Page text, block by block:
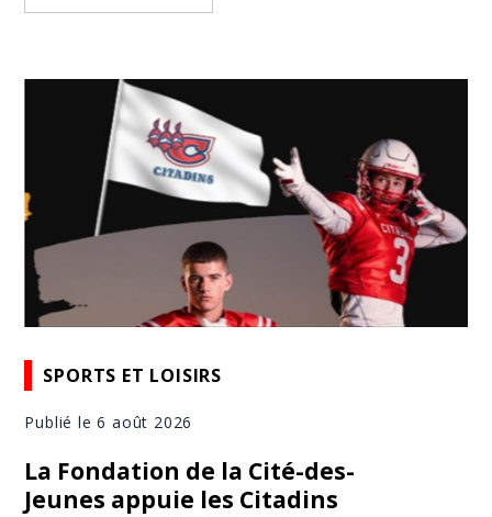
SPORTS ET LOISIRS
Publié le 6 août 2026
La Fondation de la Cité-des-
Jeunes appuie les Citadins